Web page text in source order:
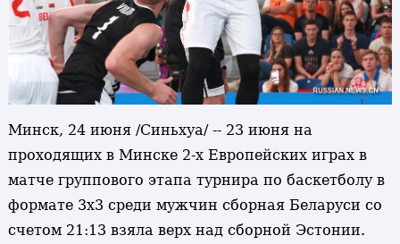
Минск, 24 июня /Синьхуа/ -- 23 июня на
проходящих в Минске 2-х Европейских играх в
матче группового этапа турнира по баскетболу в
формате 3х3 среди мужчин сборная Беларуси со
счетом 21:13 взяла верх над сборной Эстонии.